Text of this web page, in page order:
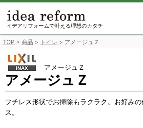
Skip
content
イデアリフォームで叶える理想のカタチ
TOP > 商品 > トイレ > アメージュＺ
アメージュＺ
アメージュＺ
フチレス形状でお掃除もラクラク。お好み
ス。